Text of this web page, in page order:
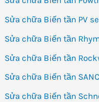
Sửa chữa Biến tần PV
Sửa chữa Biến tần
Sửa chữa Biến tần
Sửa chữa Biến tần
Sửa chữa Biến tần